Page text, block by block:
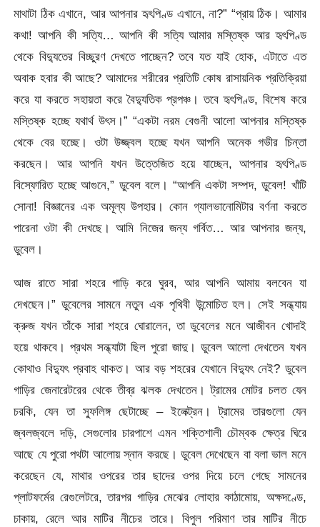
মাথাটা ঠিক এখানে, আর আপনার হৃৎপিণ্ড এখানে, না?” “প্রায় ঠিক। আমার
কথা! আপনি কী সত্যি… আপনি কী সত্যি আমার মস্তিষ্ক আর হৃৎপিণ্ড
থেকে বিদ্যুতের বিচ্ছুরণ দেখতে পাচ্ছেন? তবে যত যাই হোক, এটাতে এত
অবাক হবার কী আছে? আমাদের শরীরের প্রতিটি কোষ রাসায়নিক প্রতিক্রিয়া
করে যা করতে সহায়তা করে বৈদ্যুতিক প্রপঞ্চ। তবে হৃৎপিণ্ড, বিশেষ করে
মস্তিষ্ক হচ্ছে যথার্থ উৎস।” “একটা নরম বেগুনী আলো আপনার মস্তিষ্ক
থেকে বের হচ্ছে। ওটা উজ্জ্বল হচ্ছে যখন আপনি অনেক গভীর চিন্তা
করছেন। আর আপনি যখন উত্তেজিত হয়ে যাচ্ছেন, আপনার হৃৎপিণ্ড
বিস্ফোরিত হচ্ছে আগুনে,” ডুবেল বলে। “আপনি একটা সম্পদ, ডুবেল! খাঁটি
সোনা! বিজ্ঞানের এক অমূল্য উপহার। কোন গ্যালভানোমিটার বর্ণনা করতে
পারেনা ওটা কী দেখছে। আমি নিজের জন্য গর্বিত… আর আপনার জন্য,
ডুবেল।
আজ রাতে সারা শহরে গাড়ি করে ঘুরব, আর আপনি আমায় বলবেন যা
দেখছেন।” ডুবেলের সামনে নতুন এক পৃথিবী উন্মোচিত হল। সেই সন্ধ্যায়
ক্রুজ যখন তাঁকে সারা শহরে ঘোরালেন, তা ডুবেলের মনে আজীবন খোদাই
হয়ে থাকবে। প্রথম সন্ধ্যাটা ছিল পুরো জাদু। ডুবেল আলো দেখতেন যখন
কোথাও বিদ্যুৎ প্রবাহ থাকত। আর বড় শহরের যেখানে বিদ্যুৎ নেই? ডুবেল
গাড়ির জেনারেটরের থেকে তীব্র ঝলক দেখতেন। ট্রামের মোটর চলত যেন
চরকি, যেন তা স্ফুলিঙ্গ ছেটাচ্ছে – ইলেক্ট্রন। ট্রামের তারগুলো যেন
জ্বলজ্বলে দড়ি, সেগুলোর চারপাশে এমন শক্তিশালী চৌম্বক ক্ষেত্র ঘিরে
আছে যে পুরো পথটা আলোয় স্নান করছে। ডুবেল দেখেছেন বা বলা ভাল মনে
করেছেন যে, মাথার ওপরের তার ছাদের ওপর দিয়ে চলে গেছে সামনের
প্লাটফর্মের রেগুলেটরে, তারপর গাড়ির মেঝের লোহার কাঠামোয়, অক্ষদণ্ডে,
চাকায়, রেলে আর মাটির নীচের তারে। বিপুল পরিমাণ তার মাটির নীচে